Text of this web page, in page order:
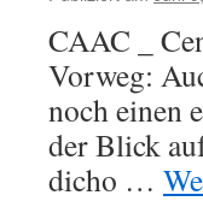
CAAC _
Vorweg:
noch einen
der Blick
dicho …